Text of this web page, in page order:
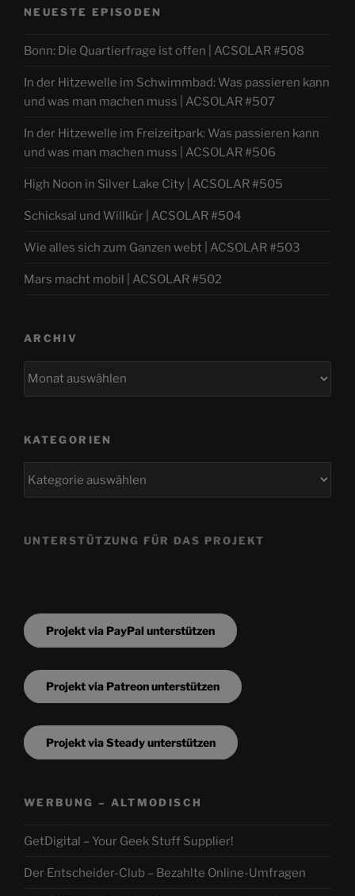
NEUESTE EPISODEN
Bonn: Die Quartierfrage ist offen | ACSOLAR #508
In der Hitzewelle im Schwimmbad: Was passieren kann
und was man machen muss | ACSOLAR #507
In der Hitzewelle im Freizeitpark: Was passieren kann
und was man machen muss | ACSOLAR #506
High Noon in Silver Lake City | ACSOLAR #505
Schicksal und Willkür | ACSOLAR #504
Wie alles sich zum Ganzen webt | ACSOLAR #503
Mars macht mobil | ACSOLAR #502
ARCHIV
KATEGORIEN
UNTERSTÜTZUNG FÜR DAS PROJEKT
Projekt via PayPal unterstützen
Projekt via Patreon unterstützen
Projekt via Steady unterstützen
WERBUNG – ALTMODISCH
GetDigital – Your Geek Stuff Supplier!
Der Entscheider-Club – Bezahlte Online-Umfragen